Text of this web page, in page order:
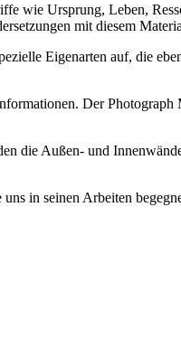
wie Ursprung, Leben,
mit diesem
Eigenarten auf, die
Der
die Außen- und
in seinen Arbeiten